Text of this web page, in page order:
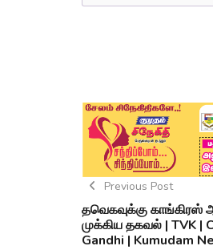
Previous Post
தவெகவுக்கு
முக்கிய தகவல் | TVK |
Gandhi | Kumudam